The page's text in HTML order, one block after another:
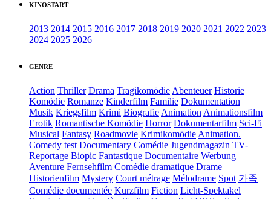
KINOSTART
2013 2014 2015 2016 2017 2018 2019 2020 2021 2022 2023
2024 2025 2026
GENRE
Action Thriller Drama Tragikomödie Abenteuer Historie
Komödie Romanze Kinderfilm Familie Dokumentation
Musik Kriegsfilm Krimi Biografie Animation Animationsfilm
Erotik Romantische Komödie Horror Dokumentarfilm Sci-Fi
Musical Fantasy Roadmovie Krimikomödie Animation.
Comedy test Documentary Comédie Jugendmagazin TV-
Reportage Biopic Fantastique Documentaire Werbung
Aventure Fernsehfilm Comédie dramatique Drame
Historienfilm Mystery Court métrage Mélodrame Spot 가족
Comédie documentée Kurzfilm Fiction Licht-Spektakel